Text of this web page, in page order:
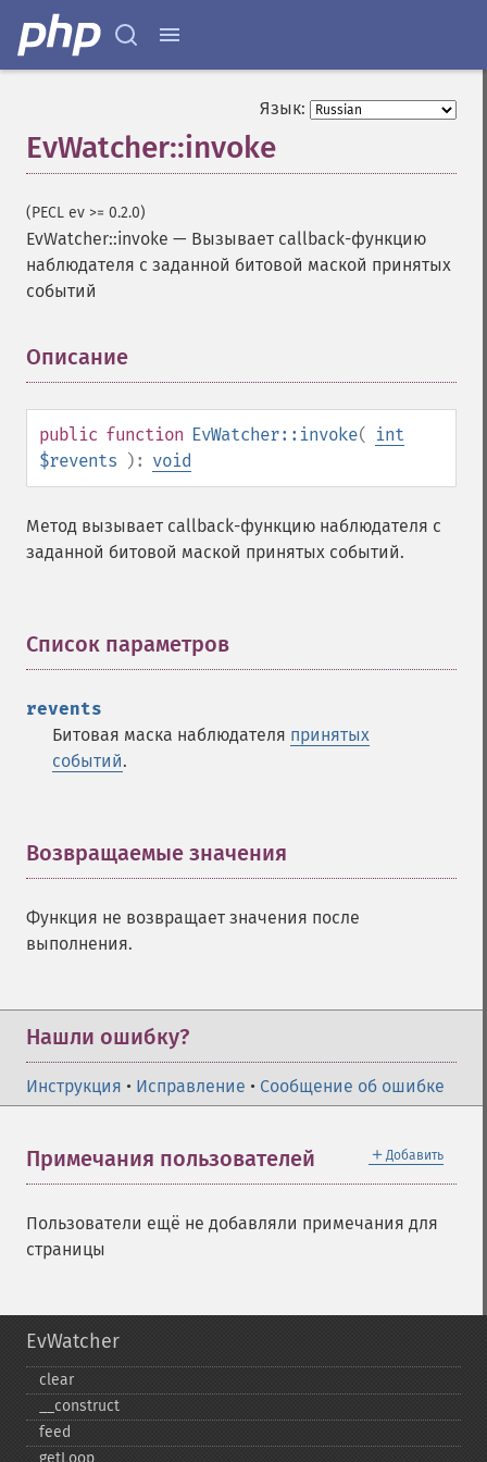
Язык:
EvWatcher::invoke
(PECL ev >= 0.2.0)
EvWatcher::invoke — Вызывает callback-функцию
наблюдателя с заданной битовой маской принятых
событий
Описание
public function EvWatcher::invoke( int
$revents ): void
Метод вызывает callback-функцию наблюдателя с
заданной битовой маской принятых событий.
Список параметров
revents
Битовая маска наблюдателя принятых
событий.
Возвращаемые значения
Функция не возвращает значения после
выполнения.
Нашли ошибку?
Инструкция • Исправление • Сообщение об ошибке
＋ Добавить
Примечания пользователей
Пользователи ещё не добавляли примечания для
страницы
EvWatcher
clear
_​_​construct
feed
getLoop